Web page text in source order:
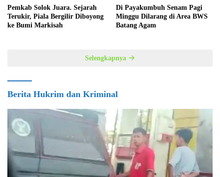
Pemkab Solok Juara. Sejarah
Terukir, Piala Bergilir Diboyong
ke Bumi Markisah
Di Payakumbuh Senam Pagi
Minggu Dilarang di Area BWS
Batang Agam
Selengkapnya
Berita Hukrim dan Kriminal